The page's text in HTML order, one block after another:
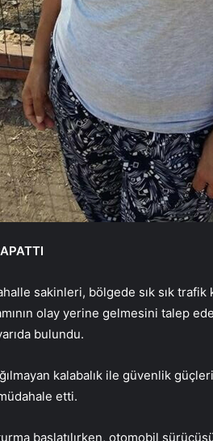
sakinleri, bölgede sık sık
olay yerine gelmesini talep
bulundu.
kalabalık ile güvenlik
etti.
başlatılırken, otomobil sürücüsü